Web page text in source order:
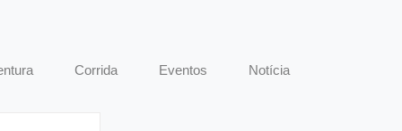
Corrida Eventos Notícia